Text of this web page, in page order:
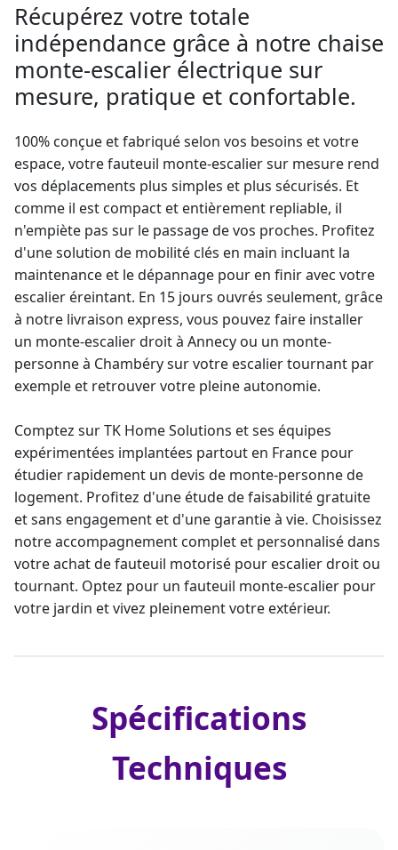
Récupérez votre totale
indépendance grâce à notre chaise
monte-escalier électrique sur
mesure, pratique et confortable.
100% conçue et fabriqué selon vos besoins et votre
espace, votre fauteuil monte-escalier sur mesure rend
vos déplacements plus simples et plus sécurisés. Et
comme il est compact et entièrement repliable, il
n'empiète pas sur le passage de vos proches. Profitez
d'une solution de mobilité clés en main incluant la
maintenance et le dépannage pour en finir avec votre
escalier éreintant. En 15 jours ouvrés seulement, grâce
à notre livraison express, vous pouvez faire installer
un monte-escalier droità Annecy ou un monte-
personneà Chambéry sur votre escalier tournant par
exemple et retrouver votre pleine autonomie.
Comptez sur TK Home Solutions et ses équipes
expérimentées implantées partout en France pour
étudier rapidement un devis de monte-personnede
logement. Profitez d'une étude de faisabilité gratuite
et sans engagement et d'une garantie à vie. Choisissez
notre accompagnement complet et personnalisé dans
votre achat de fauteuil motorisé pour escalier droit ou
tournant. Optez pour un fauteuil monte-escalier pour
votre jardin et vivez pleinement votre extérieur.
Spécifications
Techniques